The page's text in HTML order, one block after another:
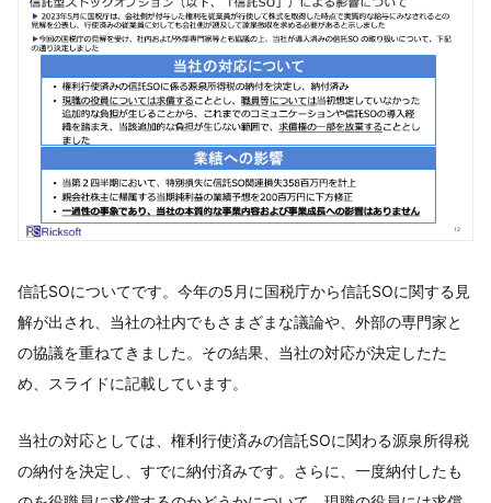
信託SOについてです。今年の5月に国税庁から信託SOに関する見
解が出され、当社の社内でもさまざまな議論や、外部の専門家と
の協議を重ねてきました。その結果、当社の対応が決定したた
め、スライドに記載しています。
当社の対応としては、権利行使済みの信託SOに関わる源泉所得税
の納付を決定し、すでに納付済みです。さらに、一度納付したも